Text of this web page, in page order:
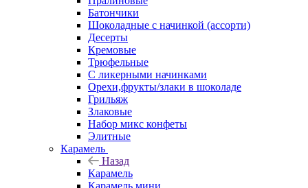
Батончики
Шоколадные с начинкой (ассорти)
Десерты
Кремовые
Трюфельные
С ликерными начинками
Орехи,фрукты/злаки в шоколаде
Грильяж
Злаковые
Набор микс конфеты
Элитные
Карамель
Назад
Карамель
Карамель мини